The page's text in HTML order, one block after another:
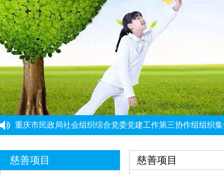
重庆市民政局社会组织综合党委党建工作第三协作组组织
重庆市大爱渝商慈善基金会党支部启动开展深入贯彻中央
重庆市大爱渝商慈善基金会党支部开展树立和践行正确政
“筑牢思想根基 提升履职能力”党建工作培训班圆满结束
慈善项目 慈善项目